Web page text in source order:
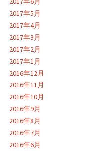
2017年5月
2017年4月
2017年3月
2017年2月
2017年1月
2016年12月
2016年11月
2016年10月
2016年9月
2016年8月
2016年7月
2016年6月